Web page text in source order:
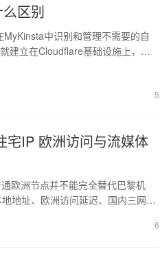
区别
中识别和管理不需要的自
建立在Cloudflare基础设施上，但
5
宅IP 欧洲访问与流媒体
欧洲节点并不能完全替代巴黎机
地址、欧洲访问延迟、国内三网路
面结合硬件、全球延迟、国内
6